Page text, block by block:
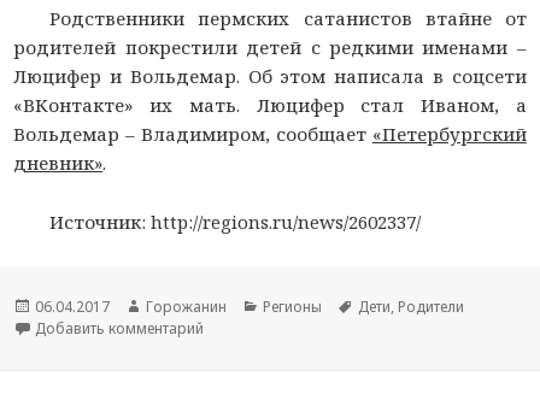
Родственники пермских сатанистов втайне от
родителей покрестили детей с редкими именами –
Люцифер и Вольдемар. Об этом написала в соцсети
«ВКонтакте» их мать. Люцифер стал Иваном, а
Вольдемар – Владимиром, сообщает «Петербургский
дневник».
Источник: http://regions.ru/news/2602337/
Новость
опубликована
06.04.2017
Автор
новости
Горожанин
Раздел
Регионы
Тема
Дети, Родители
Добавить комментарий